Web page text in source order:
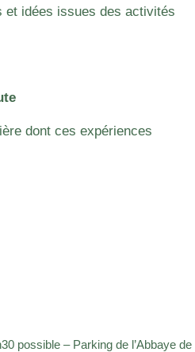
et idées issues des activités
dont ces expériences
possible – Parking de l’Abbaye de